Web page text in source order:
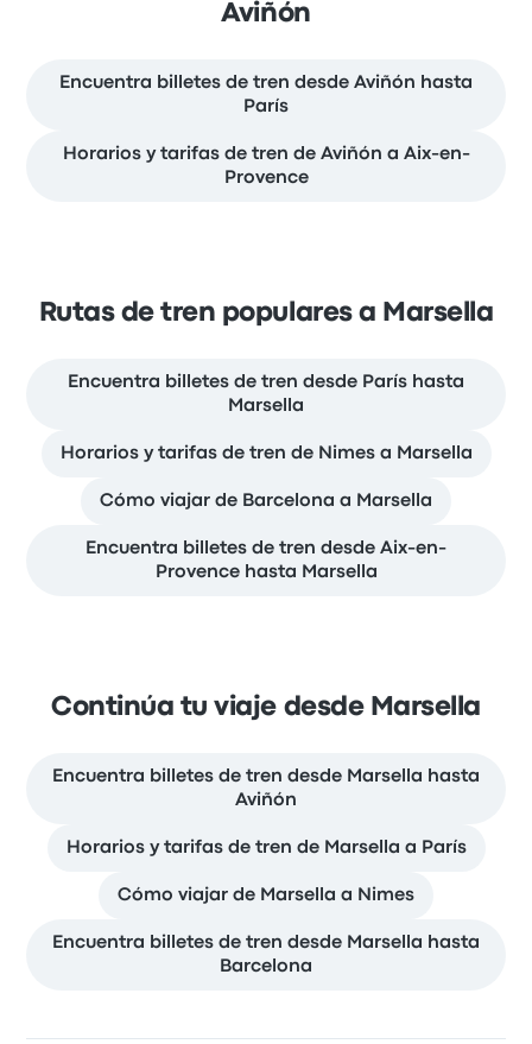
Aviñón
Encuentra billetes de tren desde Aviñón hasta
París
Horarios y tarifas de tren de Aviñón a Aix-en-
Provence
Rutas de tren populares a Marsella
Encuentra billetes de tren desde París hasta
Marsella
Horarios y tarifas de tren de Nimes a Marsella
Cómo viajar de Barcelona a Marsella
Encuentra billetes de tren desde Aix-en-
Provence hasta Marsella
Continúa tu viaje desde Marsella
Encuentra billetes de tren desde Marsella hasta
Aviñón
Horarios y tarifas de tren de Marsella a París
Cómo viajar de Marsella a Nimes
Encuentra billetes de tren desde Marsella hasta
Barcelona